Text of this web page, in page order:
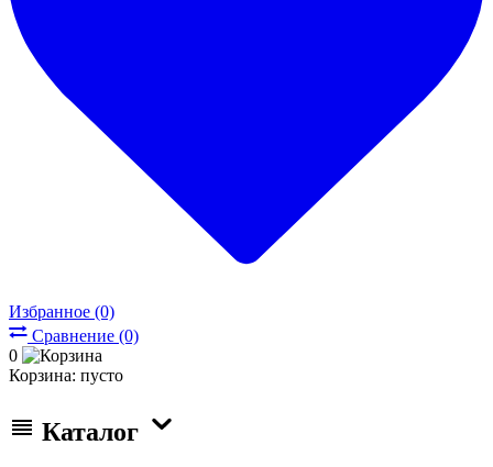
Избранное (0)
Сравнение (0)
0
Корзина: пусто
Каталог